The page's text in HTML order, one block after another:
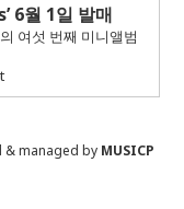
6월 1일 발매
의 여섯 번째 미니앨범
& managed by MUSICP